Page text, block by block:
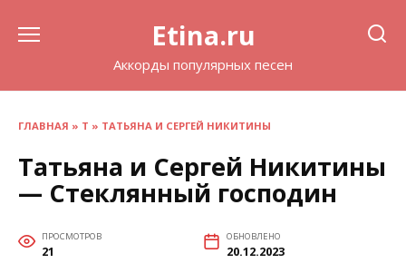
Etina.ru
Аккорды популярных песен
ГЛАВНАЯ » Т » ТАТЬЯНА И СЕРГЕЙ НИКИТИНЫ
Татьяна и Сергей Никитины
— Стеклянный господин
ПРОСМОТРОВ
21
ОБНОВЛЕНО
20.12.2023